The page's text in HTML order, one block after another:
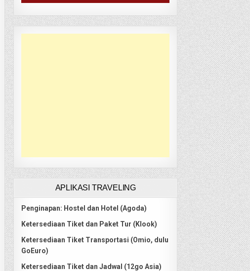
APLIKASI TRAVELING
Penginapan: Hostel dan Hotel (Agoda)
Ketersediaan Tiket dan Paket Tur (Klook)
Ketersediaan Tiket Transportasi (Omio, dulu
GoEuro)
Ketersediaan Tiket dan Jadwal (12go Asia)